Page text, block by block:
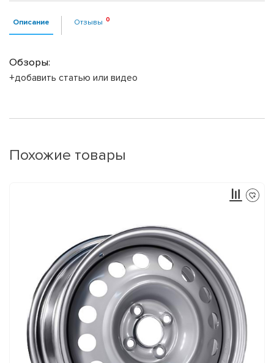
Описание Отзывы
Обзоры:
+добавить статью или видео
Похожие товары